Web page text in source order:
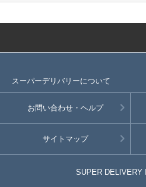
スーパーデリバリーについて
お問い合わせ・ヘルプ
サイトマップ
SUPER DELIVERY